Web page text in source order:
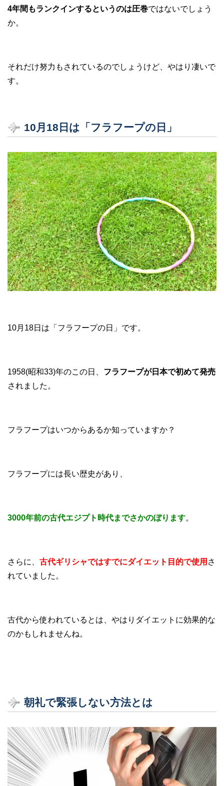
4年間もランクインするというのは圧巻ではないでしょう
か。
それだけ努力もされているのでしょうけど、やはり凄いで
す。
10月18日は「フラフープの日」
10月18日は「フラフープの日」です。
1958(昭和33)年のこの日、 フラフープが日本で初めて発売
されました。
フラフープはいつからあるか知っていますか？
フラフープには長い歴史があり、
3000年前の古代エジプト時代までさかのぼります。
さらに、 古代ギリシャではすでにダイエット目的で使用 さ
れていました。
古代から使われているとは、やはりダイエットに効果的な
のかもしれませんね。
朝礼で緊張しない方法とは